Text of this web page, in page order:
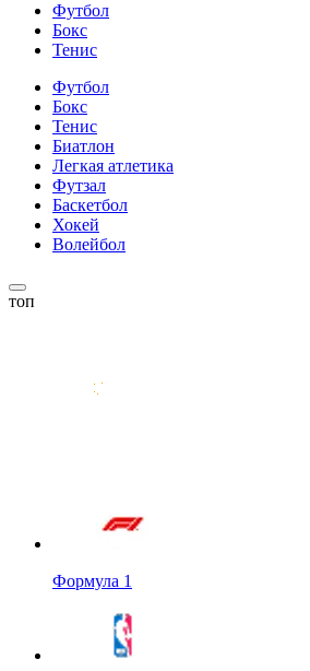
Футбол
Бокс
Тенис
Футбол
Бокс
Тенис
Биатлон
Легкая атлетика
Футзал
Баскетбол
Хокей
Волейбол
топ
Формула 1